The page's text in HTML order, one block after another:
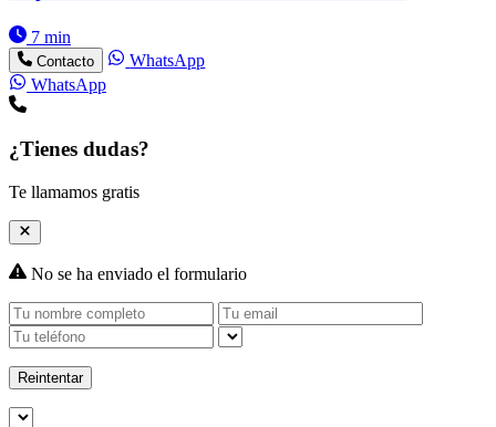
7 min
Contacto
WhatsApp
WhatsApp
¿Tienes dudas?
Te llamamos gratis
No se ha enviado el formulario
Reintentar